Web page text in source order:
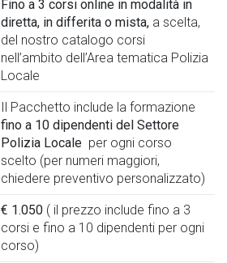
Fino a 3 corsi online in modalità in
diretta, in differita o mista, a scelta,
del nostro catalogo corsi
nell’ambito dell’Area tematica Polizia
Locale
Il Pacchetto include la formazione
fino a 10 dipendenti del Settore
Polizia Locale per ogni corso
scelto (per numeri maggiori,
chiedere preventivo personalizzato)
€ 1.050 ( il prezzo include fino a 3
corsi e fino a 10 dipendenti per ogni
corso)